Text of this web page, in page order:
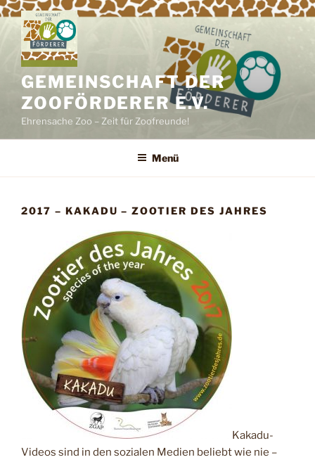
Zum
Inhalt
springen
GEMEINSCHAFT DER
ZOOFÖRDERER E.V.
Ehrensache Zoo – Zeit für Zoofreunde!
Menü
2017 – KAKADU – ZOOTIER DES JAHRES
Kakadu-
Videos sind in den sozialen Medien beliebt wie nie –